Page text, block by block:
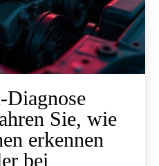
Diagnose
Sie, wie
erkennen
bei